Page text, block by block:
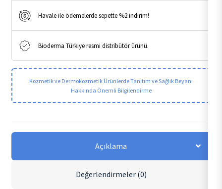
Havale ile ödemelerde sepette %2 indirim!
Bioderma Türkiye resmi distribütör ürünü.
Kozmetik ve Dermokozmetik Ürünlerde Tanıtım ve Sağlık Beyanı
Hakkında Önemli Bilgilendirme
Açıklama
Değerlendirmeler (0)